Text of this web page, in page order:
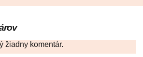
žiadny komentár.